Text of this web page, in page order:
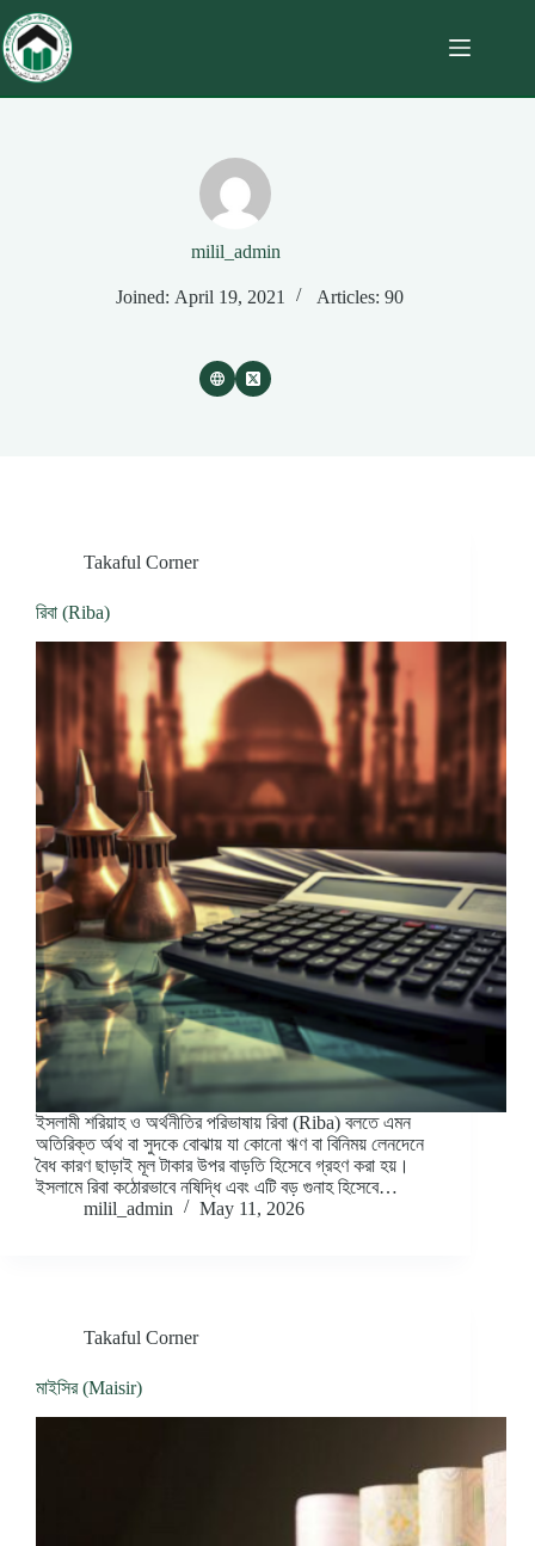
milil_admin
Joined: April 19, 2021 Articles: 90
Takaful Corner
রিবা (Riba)
ইসলামী শরিয়াহ ও অর্থনীতির পরিভাষায় রিবা (Riba) বলতে এমন
অতিরিক্ত র্অথ বা সুদকে বোঝায় যা কোনো ঋণ বা বিনিময় লেনদেনে
বৈধ কারণ ছাড়াই মূল টাকার উপর বাড়তি হিসেবে গ্রহণ করা হয়।
ইসলামে রিবা কঠোরভাবে নষিদ্ধি এবং এটি বড় গুনাহ হিসেবে…
milil_admin
May 11, 2026
Takaful Corner
মাইসির (Maisir)